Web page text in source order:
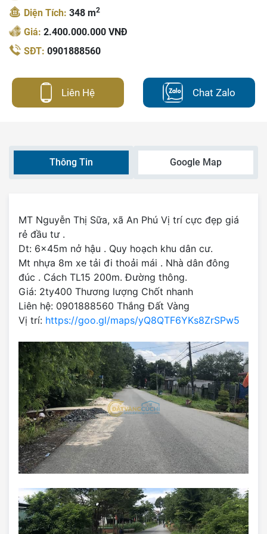
Diện Tích: 348 m2
Giá: 2.400.000.000 VNĐ
SĐT: 0901888560
Liên Hệ Chat Zalo
Thông Tin Google Map
MT Nguyễn Thị Sữa, xã An Phú Vị trí cực đẹp giá
rẻ đầu tư .
Dt: 6x45m nở hậu . Quy hoạch khu dân cư.
Mt nhựa 8m xe tải đi thoải mái . Nhà dân đông
đúc . Cách TL15 200m. Đường thông.
Giá: 2ty400 Thương lượng Chốt nhanh
Liên hệ: 0901888560 Thắng Đất Vàng
Vị trí: https://goo.gl/maps/yQ8QTF6YKs8ZrSPw5